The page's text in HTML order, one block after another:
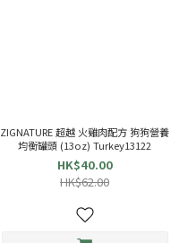
ZIGNATURE 超越 火雞肉配方 狗狗營養
均衡罐頭 (13oz) Turkey13122
HK$40.00
HK$62.00